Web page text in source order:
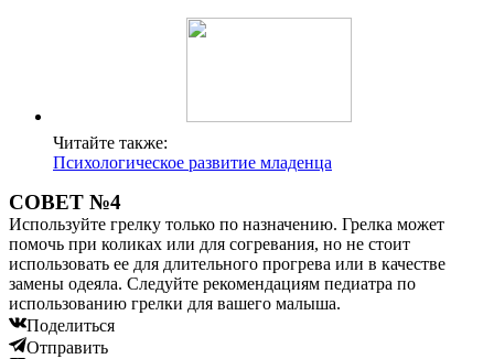
Читайте также:
Психологическое развитие младенца
СОВЕТ №4
Используйте грелку только по назначению. Грелка может
помочь при коликах или для согревания, но не стоит
использовать ее для длительного прогрева или в качестве
замены одеяла. Следуйте рекомендациям педиатра по
использованию грелки для вашего малыша.
Поделиться
Отправить